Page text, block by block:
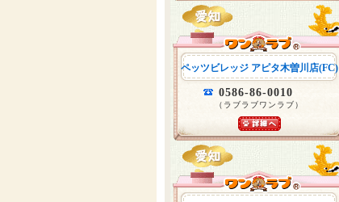
ペッツビレッジ アピタ木曽川店(FC)
0586-86-0010
（ラブラブワンラブ）